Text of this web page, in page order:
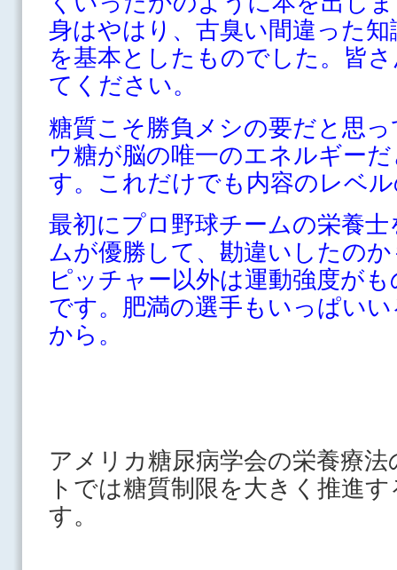
身はやはり、古臭い間違った
を基本としたものでした。皆
てください。
糖質こそ勝負メシの要だと思
ウ糖が脳の唯一のエネルギー
す。これだけでも内容のレベ
最初にプロ野球チームの栄養
ムが優勝して、勘違いしたの
ピッチャー以外は運動強度が
です。肥満の選手もいっぱい
から。
アメリカ糖尿病学会の栄養療
トでは糖質制限を大きく推進
す。